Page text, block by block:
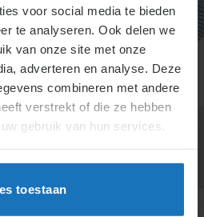
voor social media te bieden
te analyseren. Ook delen we
van onze site met onze
adverteren en analyse. Deze
combineren met andere
verstrekt of die ze hebben
gebruik van hun services.
toestaaninformatie